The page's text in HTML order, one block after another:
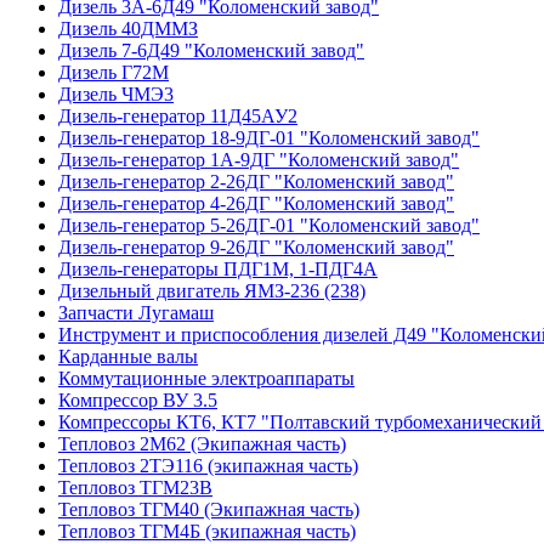
Дизель 3А-6Д49 "Коломенский завод"
Дизель 40ДММЗ
Дизель 7-6Д49 "Коломенский завод"
Дизель Г72М
Дизель ЧМЭ3
Дизель-генератор 11Д45АУ2
Дизель-генератор 18-9ДГ-01 "Коломенский завод"
Дизель-генератор 1А-9ДГ "Коломенский завод"
Дизель-генератор 2-26ДГ "Коломенский завод"
Дизель-генератор 4-26ДГ "Коломенский завод"
Дизель-генератор 5-26ДГ-01 "Коломенский завод"
Дизель-генератор 9-26ДГ "Коломенский завод"
Дизель-генераторы ПДГ1М, 1-ПДГ4А
Дизельный двигатель ЯМЗ-236 (238)
Запчасти Лугамаш
Инструмент и приспособления дизелей Д49
Карданные валы
Коммутационные электроаппараты
Компрессор ВУ 3.5
Компрессоры КТ6, КТ7 "Полтавский турбомеханический
Тепловоз 2М62 (Экипажная часть)
Тепловоз 2ТЭ116 (экипажная часть)
Тепловоз ТГМ23В
Тепловоз ТГМ40 (Экипажная часть)
Тепловоз ТГМ4Б (экипажная часть)